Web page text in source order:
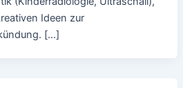
Ideen zur
[…]